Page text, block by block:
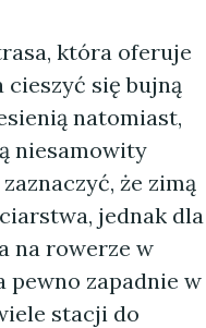
która oferuje
cieszyć się bujną
natomiast,
niesamowity
że zimą
jednak dla
na rowerze w
pewno zapadnie w
stacji do